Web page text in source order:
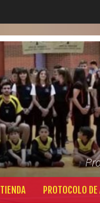
TIENDA PROTOCOLO